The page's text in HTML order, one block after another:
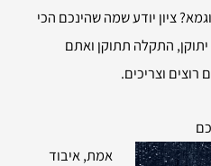
ציון יודע שמה שהינכם הכי
התקלה תתוקן ואתם
וצריכים.
אמת, איבוד